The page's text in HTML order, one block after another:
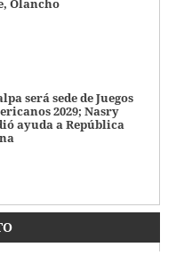
Olancho
será sede de Juegos
2029; Nasry
ayuda a República